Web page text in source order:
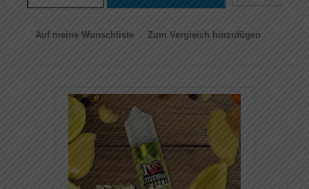
Auf meine Wunschliste Zum Vergleich hinzufügen